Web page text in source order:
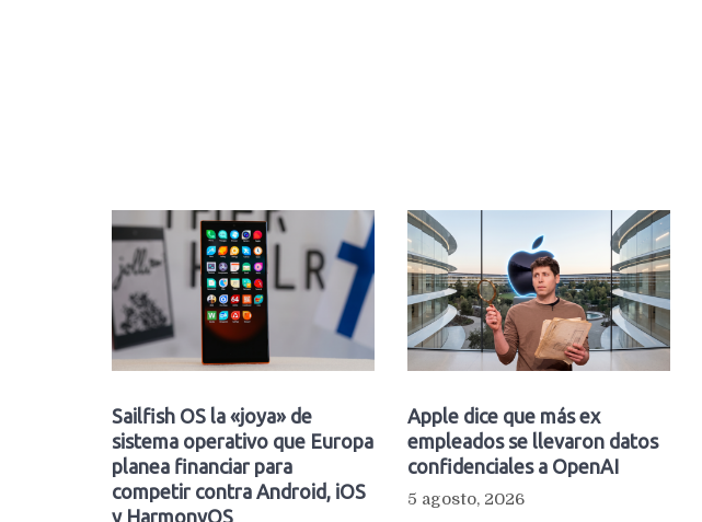
Sailfish OS la «joya» de
sistema operativo que Europa
planea financiar para
competir contra Android, iOS
y HarmonyOS
Apple dice que más ex
empleados se llevaron datos
confidenciales a OpenAI
5 agosto, 2026